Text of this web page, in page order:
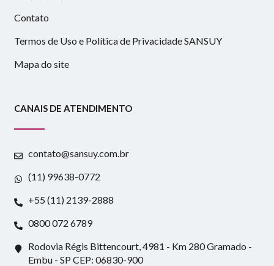
Contato
Termos de Uso e Política de Privacidade SANSUY
Mapa do site
CANAIS DE ATENDIMENTO
contato@sansuy.com.br
(11) 99638-0772
+55 (11) 2139-2888
0800 072 6789
Rodovia Régis Bittencourt, 4981 - Km 280 Gramado -
Embu - SP CEP: 06830-900